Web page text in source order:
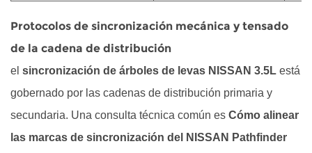
Protocolos de sincronización mecánica y tensado
de la cadena de distribución
el sincronización de árboles de levas NISSAN 3.5L está
gobernado por las cadenas de distribución primaria y
secundaria. Una consulta técnica común es Cómo alinear
las marcas de sincronización del NISSAN Pathfinder